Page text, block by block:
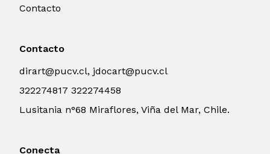
Contacto
Contacto
dirart@pucv.cl, jdocart@pucv.cl
322274817 322274458
Lusitania n°68 Miraflores, Viña del Mar, Chile.
Conecta